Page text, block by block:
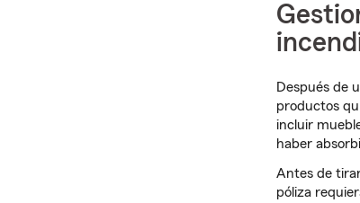
Después de
productos
incluir
haber
Antes de
póliza